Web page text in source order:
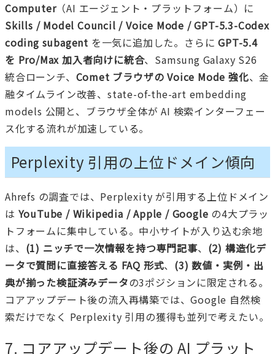
Computer（AI エージェント・プラットフォーム）に
Skills / Model Council / Voice Mode / GPT-5.3-Codex
coding subagent を一気に追加した。さらにGPT-5.4
を Pro/Max 加入者向けに統合、Samsung Galaxy S26
統合ローンチ、 Comet ブラウザの Voice Mode 強化、金
融タイムライン改善、state-of-the-art embedding
models 公開と、ブラウザ全体が AI 検索インターフェー
ス化する流れが加速している。
Perplexity 引用の上位ドメイン傾向
Ahrefs の調査では、Perplexity が引用する上位ドメイン
は YouTube / Wikipedia / Apple / Google の4大プラッ
トフォームに集中している。中小サイトが入り込む余地
は、 (1) ニッチで一次情報を持つ専門記事、 (2) 構造化デ
ータで質問に直接答える FAQ 形式、 (3) 数値・実例・出
典が揃った検証済みデータの3ポジションに限定される。
コアアップデート後の流入再構築では、Google 自然検
索だけでなく Perplexity 引用の獲得も並列で考えたい。
7. コアアップデート後の AI プラット